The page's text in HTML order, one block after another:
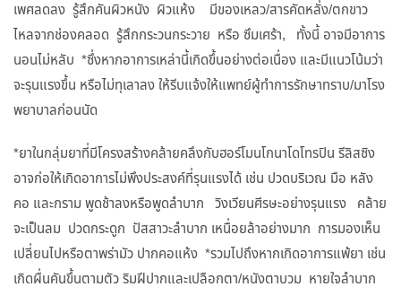
เพศลดลง รู้สึกคันผิวหนัง ผิวแห้ง มีของเหลว/สารคัดหลั่ง/ตกขาว
ไหลจากช่องคลอด รู้สึกกระวนกระวาย หรือ ซึมเศร้า, ทั้งนี้ อาจมีอาการ
นอนไม่หลับ *ซึ่งหากอาการเหล่านี้เกิดขึ้นอย่างต่อเนื่อง และมีแนวโน้มว่า
จะรุนแรงขึ้น หรือไม่ทุเลาลง ให้รีบแจ้งให้แพทย์ผู้ทำการรักษาทราบ/มาโรง
พยาบาลก่อนนัด
*ยาในกลุ่มยาที่มีโครงสร้างคล้ายคลึงกับฮอร์โมนโกนาโดโทรปิน รีลิสซิง
อาจก่อให้เกิดอาการไม่พึงประสงค์ที่รุนแรงได้ เช่น ปวดบริเวณ มือ หลัง
คอ และกราม พูดช้าลงหรือพูดลำบาก วิงเวียนศีรษะอย่างรุนแรง คล้าย
จะเป็นลม ปวดกระดูก ปัสสาวะลำบาก เหนื่อยล้าอย่างมาก การมองเห็น
เปลี่ยนไปหรือตาพร่ามัว ปากคอแห้ง *รวมไปถึงหากเกิดอาการแพ้ยา เช่น
เกิดผื่นคันขึ้นตามตัว ริมฝีปากและเปลือกตา/หนังตาบวม หายใจลำบาก